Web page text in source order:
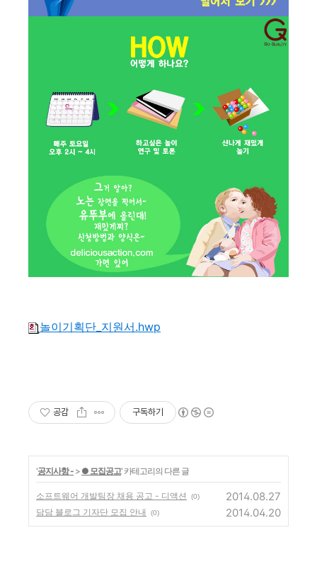
놀이기획단_지원서.hwp
공감 구독하기
'공지사항 - > ● 모집공고' 카테고리의 다른 글
소프트웨어 개발팀장 채용 공고 - 디액션 (0) 2014.08.27
담담 블로그 기자단 모집 안내 (0) 2014.04.20